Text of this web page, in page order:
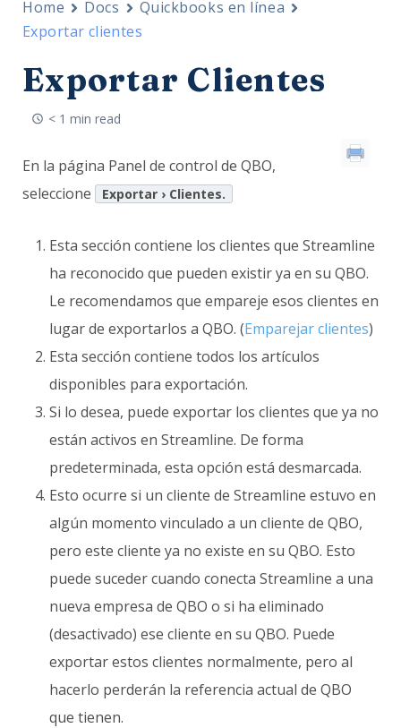
Home Docs
Quickbooks en línea
Exportar clientes
Exportar Clientes
< 1 min read
En la página Panel de control de QBO,
seleccione
Exportar › Clientes.
Esta sección contiene los clientes que Streamline
ha reconocido que pueden existir ya en su QBO.
Le recomendamos que empareje esos clientes en
lugar de exportarlos a QBO. (Emparejar clientes)
Esta sección contiene todos los artículos
disponibles para exportación.
Si lo desea, puede exportar los clientes que ya no
están activos en Streamline. De forma
predeterminada, esta opción está desmarcada.
Esto ocurre si un cliente de Streamline estuvo en
algún momento vinculado a un cliente de QBO,
pero este cliente ya no existe en su QBO. Esto
puede suceder cuando conecta Streamline a una
nueva empresa de QBO o si ha eliminado
(desactivado) ese cliente en su QBO. Puede
exportar estos clientes normalmente, pero al
hacerlo perderán la referencia actual de QBO
que tienen.